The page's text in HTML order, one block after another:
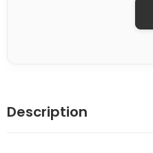
Description